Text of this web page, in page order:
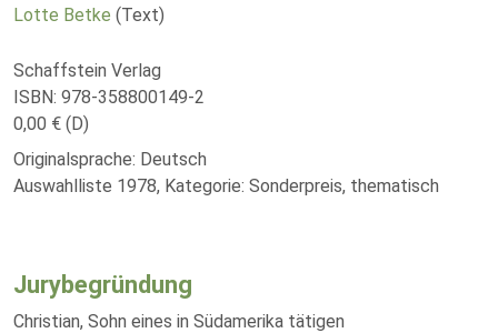
Lotte Betke (Text)
Schaffstein Verlag
ISBN: 978-358800149-2
0,00 € (D)
Originalsprache: Deutsch
Auswahlliste 1978, Kategorie: Sonderpreis, thematisch
Jurybegründung
Christian, Sohn eines in Südamerika tätigen